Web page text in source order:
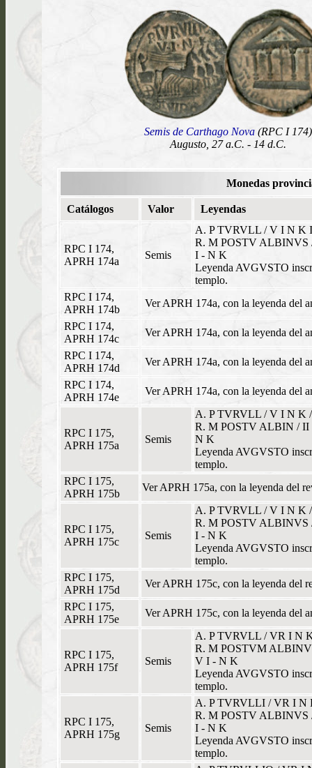
Semis de Carthago Nova(RPC I 174)
Augusto, 27 a.C. - 14 d.C.
Monedas
Catálogos Valor Leyendas
RPC I 174,
APRH 174a
Semis
A. P TVRVLL / V I N K
R. M POSTV
I - N K
Leyenda AVGVSTO
templo.
RPC I 174,
APRH 174b
Ver APRH 174a, con la leyenda
RPC I 174,
APRH 174c
Ver APRH 174a, con la leyenda
RPC I 174,
APRH 174d
Ver APRH 174a, con la leyenda
RPC I 174,
APRH 174e
Ver APRH 174a, con la leyenda
RPC I 175,
APRH 175a
Semis
A. P TVRVLL / V I N K
R. M POSTV ALBIN /
N K
Leyenda AVGVSTO
templo.
RPC I 175,
APRH 175b
Ver APRH 175a, con la leyenda
RPC I 175,
APRH 175c
Semis
A. P TVRVLL / V I N K
R. M POSTV
I - N K
Leyenda AVGVSTO
templo.
RPC I 175,
APRH 175d
Ver APRH 175c, con la leyenda
RPC I 175,
APRH 175e
Ver APRH 175c, con la leyenda
RPC I 175,
APRH 175f
Semis
A. P TVRVLL / VR I N
R. M POSTVM
V I - N K
Leyenda AVGVSTO
templo.
RPC I 175,
APRH 175g
Semis
A. P TVRVLLI / VR I
R. M POSTV
I - N K
Leyenda AVGVSTO
templo.